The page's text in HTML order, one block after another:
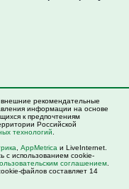
рекомендательные
информации на основе
к предпочтениям
Российской
технологий
AppMetrica и LiveInternet.
с использованием cookie-
соглашением
файлов составляет 14